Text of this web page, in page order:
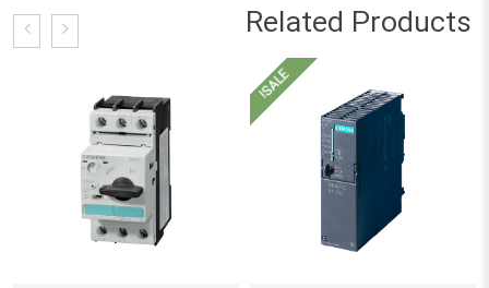
Related Products
S
A
L
E
!